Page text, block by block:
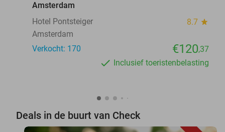
Amsterdam
Hotel Pontsteiger
8.7 star
Amsterdam
Verkocht: 170
€120,37
Inclusief toeristenbelasting
Deals in de buurt van Check